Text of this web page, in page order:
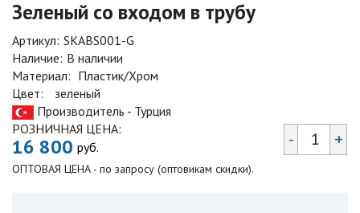
Зеленый со входом в трубу
Артикул: SKABS001-G
Наличие: В наличии
Материал: Пластик/Хром
Цвет:
зеленый
Производитель - Турция
РОЗНИЧНАЯ ЦЕНА:
16 800 руб.
ОПТОВАЯ ЦЕНА - по запросу (оптовикам скидки).
- +